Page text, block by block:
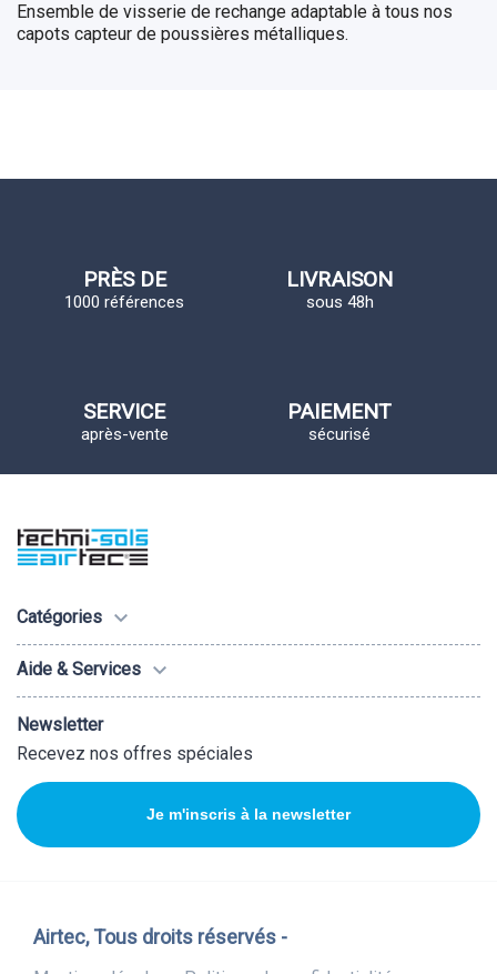
Ensemble de visserie de rechange adaptable à tous nos
capots capteur de poussières métalliques.
PRÈS DE
1000 références
LIVRAISON
sous 48h
SERVICE
après-vente
PAIEMENT
sécurisé
Catégories 
Aide & Services 
Newsletter
Recevez nos offres spéciales
Je m'inscris à la newsletter
Airtec, Tous droits réservés -